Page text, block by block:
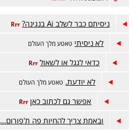
ניסיתם כבר לשלב Ai בנגינה? Rrr
לא ניסיתי טאטע מלך העולם
כדאי לגגל או לשאול Rrr
לא יודעת. טאטע מלך העולם
אפשר גם לכתוב כאן Rrr
ובאמת צריך להחיות פה ת'פורום...